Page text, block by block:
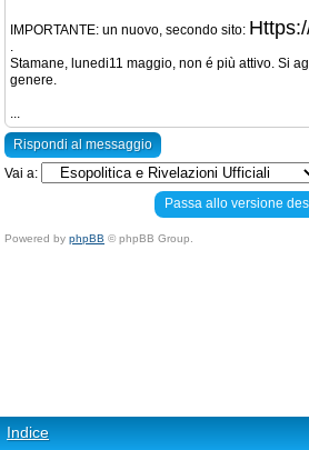
IMPORTANTE: un nuovo, secondo sito:
.
Stamane, lunedi11 maggio, non é più attivo. Si
genere.
...
Rispondi al messaggio
Vai a:
Passa allo versione
Powered by phpBB © phpBB Group.
Indice